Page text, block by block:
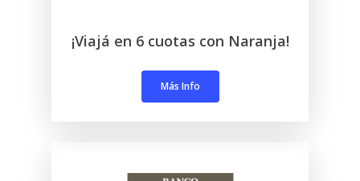
¡Viajá en 6 cuotas con Naranja!
Más Info